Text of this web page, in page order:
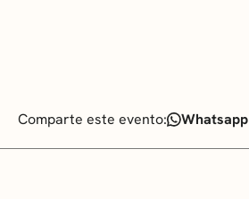
Comparte este evento: Whatsapp